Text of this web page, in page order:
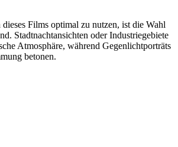
Films optimal zu nutzen, ist die Wahl
Stadtnachtansichten oder Industriegebiete
Atmosphäre, während Gegenlichtporträts
betonen.